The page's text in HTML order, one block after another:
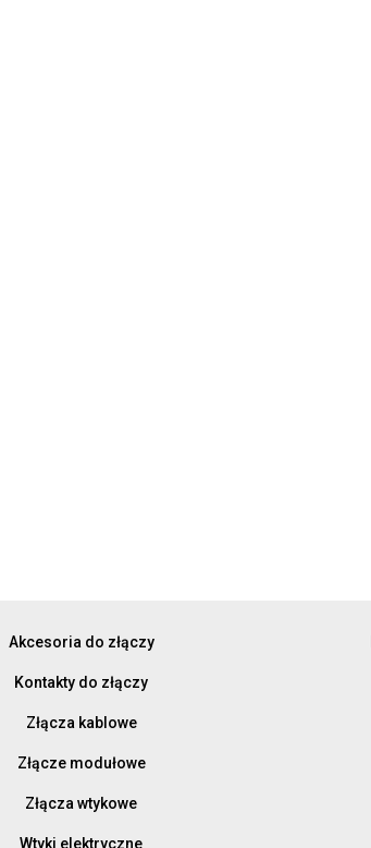
Akcesoria do złączy
Kontakty do złączy
Złącza kablowe
Złącze modułowe
Złącza wtykowe
Wtyki elektryczne